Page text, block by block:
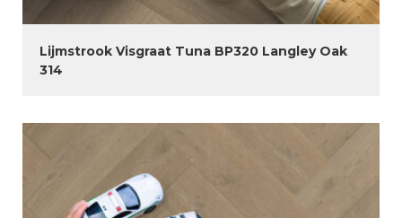
Lijmstrook Visgraat Tuna BP320 Langley Oak
314